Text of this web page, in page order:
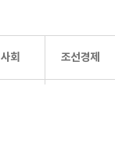
사회 조선경제